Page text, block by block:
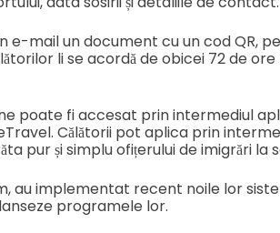
e-mail un document cu un cod QR,
li se acordă de obicei 72 de
poate fi accesat prin intermediul
Călătorii pot aplica prin
pur și simplu ofițerului de imigrări la
au implementat recent noile lor
programele lor.